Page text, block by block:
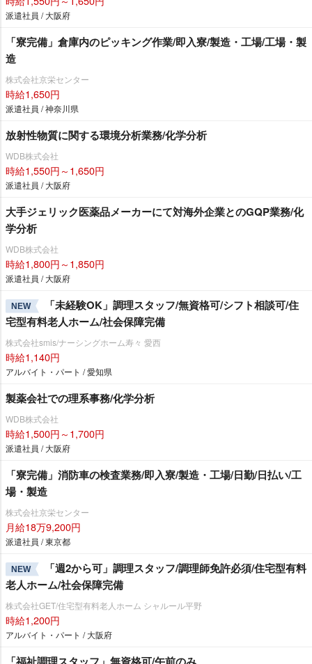
派遣社員 / 大阪府
「寮完備」倉庫内のピッキング作業/即入寮/製造・工場/工場・製
造
株式会社京栄センター
時給1,650円
派遣社員 / 神奈川県
放射性物質に関する環境分析業務/化学分析
WDB株式会社
時給1,550円～1,650円
派遣社員 / 大阪府
大手ジェリック医薬品メーカーにて対海外企業とのGQP業務/化
学分析
WDB株式会社
時給1,800円～1,850円
派遣社員 / 大阪府
NEW
「未経験OK」調理スタッフ/無資格可/シフト相談可/住
宅型有料老人ホーム/社会保障完備
株式会社smis/ナーシングホーム寿々 愛西
時給1,140円
アルバイト・パート / 愛知県
製薬会社での理系事務/化学分析
WDB株式会社
時給1,500円～1,700円
派遣社員 / 大阪府
「寮完備」消防車の検査業務/即入寮/製造・工場/日勤/日払い/工
場・製造
株式会社京栄センター
月給18万9,200円
派遣社員 / 東京都
NEW
「週2から可」調理スタッフ/調理師免許必須/住宅型有料
老人ホーム/社会保障完備
株式会社GET/住宅型有料老人ホーム シャルール平野
時給1,200円
アルバイト・パート / 大阪府